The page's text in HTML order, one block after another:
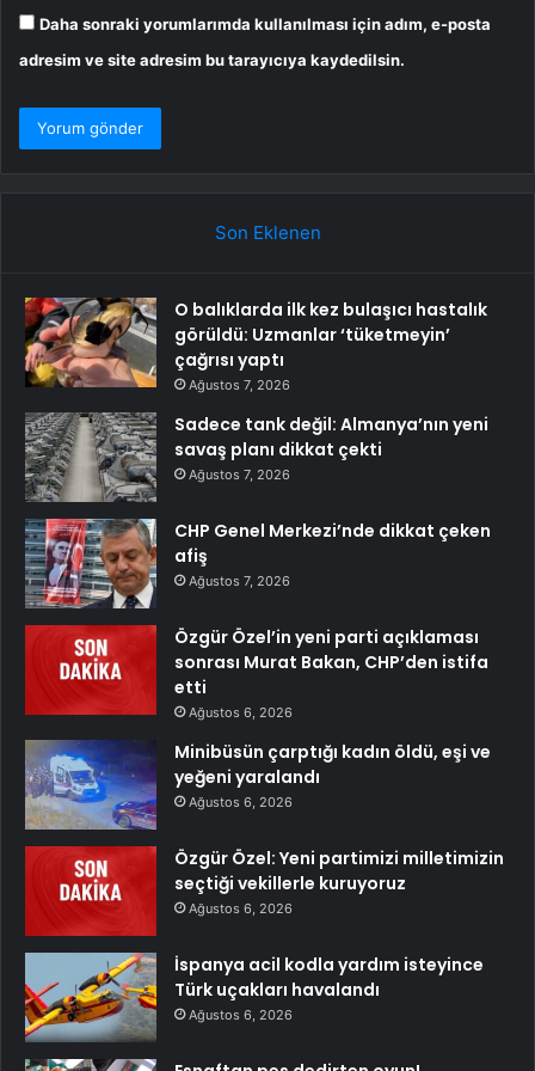
Daha sonraki yorumlarımda kullanılması için adım, e-posta
adresim ve site adresim bu tarayıcıya kaydedilsin.
Son Eklenen
O balıklarda ilk kez bulaşıcı hastalık
görüldü: Uzmanlar ‘tüketmeyin’
çağrısı yaptı
Ağustos 7, 2026
Sadece tank değil: Almanya’nın yeni
savaş planı dikkat çekti
Ağustos 7, 2026
CHP Genel Merkezi’nde dikkat çeken
afiş
Ağustos 7, 2026
Özgür Özel’in yeni parti açıklaması
sonrası Murat Bakan, CHP’den istifa
etti
Ağustos 6, 2026
Minibüsün çarptığı kadın öldü, eşi ve
yeğeni yaralandı
Ağustos 6, 2026
Özgür Özel: Yeni partimizi milletimizin
seçtiği vekillerle kuruyoruz
Ağustos 6, 2026
İspanya acil kodla yardım isteyince
Türk uçakları havalandı
Ağustos 6, 2026